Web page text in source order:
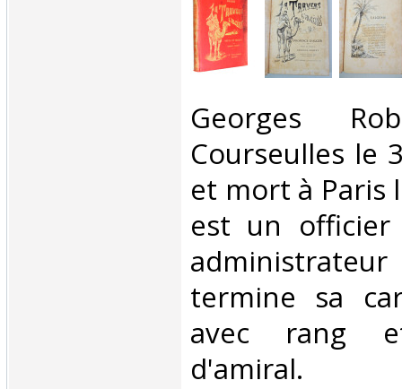
‎Georges
Courseulles le
et mort à Paris
est un
termine sa
avec rang
d'amiral.‎